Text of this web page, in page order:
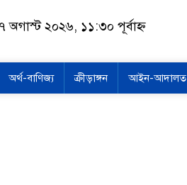
অগাস্ট ২০২৬, ১১:৩০ পূর্বাহ্ন
অর্থ-বাণিজ্য ক্রীড়াঙ্গন আইন-আদালত